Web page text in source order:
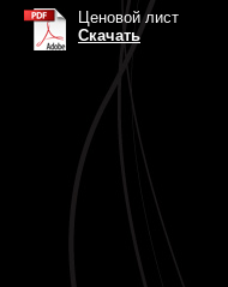
Ценовой лист
Скачать